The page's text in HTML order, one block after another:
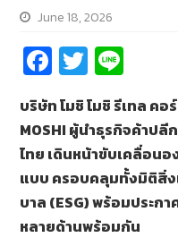
June 18, 2026
Fa
ce
b
o
o
k
T
wi
tt
er
e
บริษัท โมชิ โมชิ รีเทล ค
MOSHI ผู้นำธุรกิจค้าป
ไทย เดินหน้าขับเคลื่อน
แบบ ครอบคลุมทั้งมิติสิ่
บาล (ESG) พร้อมประก
หลายด้านพร้อมกัน